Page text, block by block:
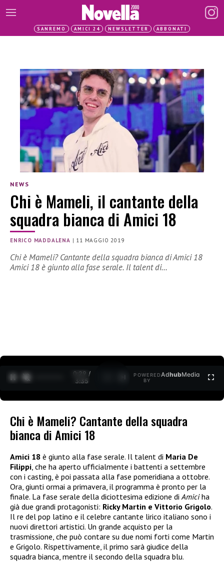
SANREMO AMICI 24 NEWSLETTER ABBONATI
NEWS
Chi è Mameli, il cantante della
squadra bianca di Amici 18
ENRICO MADDALENA | 11 MAGGIO 2019
Chi è Mameli? Cantante della squadra bianca di Amici 18
Amici 18 è giunto alla fase serale. Il talent di…
0:30 /
3:35
POWERED
BY
AdhubMedia
Chi è Mameli? Cantante della squadra
bianca di Amici 18
Amici 18 è giunto alla fase serale. Il talent di Maria De
Filippi, che ha aperto ufficialmente i battenti a settembre
con i casting, è poi passata alla fase pomeridiana a ottobre.
Ora, giunti ormai a primavera, il programma è pronto per la
finale. La fase serale della diciottesima edizione diAmiciha
già due grandi protagonisti: Ricky Martin e Vittorio Grigolo.
Il re del pop latino e il celebre cantante lirico italiano sono i
nuovi direttori artistici. Un grande acquisto per la
trasmissione, che può contare su due nomi forti come Martin
e Grigolo. Rispettivamente, il primo sarà giudice della
squadra bianca, mentre il secondo della squadra blu.